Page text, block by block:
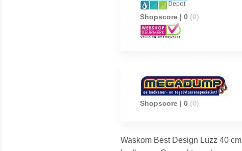
Shopscore | 0(0)
Shopscore | 0(0)
Waskom Best Design Luzz 40